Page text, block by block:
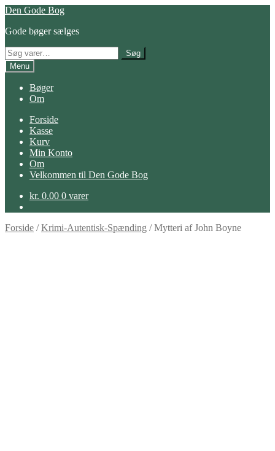
Spring
navigation
Spring
indhold
Den Gode Bog
Gode bøger sælges
Søg
efter:
Søg
Menu
Bøger
Om
Forside
Kasse
Kurv
Min Konto
Om
Velkommen til Den Gode Bog
kr. 0.00 0 varer
Forside /Krimi-Autentisk-Spænding /Mytteri af John Boyne